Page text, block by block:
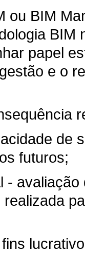
ou BIM
BIM
papel
e o
de
futuros;
-